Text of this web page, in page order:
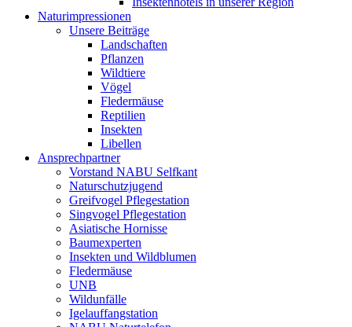
Naturimpressionen
Unsere Beiträge
Landschaften
Pflanzen
Wildtiere
Vögel
Fledermäuse
Reptilien
Insekten
Libellen
Ansprechpartner
Vorstand NABU Selfkant
Naturschutzjugend
Greifvogel Pflegestation
Singvogel Pflegestation
Asiatische Hornisse
Baumexperten
Insekten und Wildblumen
Fledermäuse
UNB
Wildunfälle
Igelauffangstation